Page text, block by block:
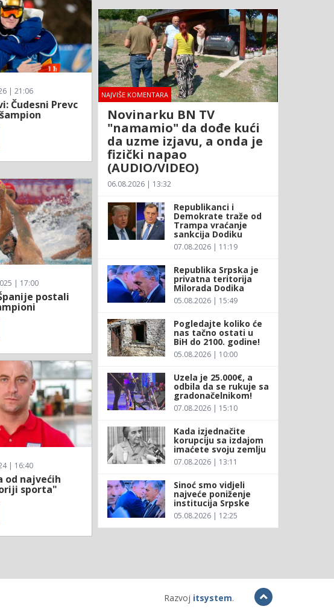
| 21:06
Čudesni Prevc
| 17:00
postali
| 16:40
od najvećih
sporta"
NAJVIŠE KOMENTARA
Novinarku BN TV
"namamio" da dođe kući
da uzme izjavu, a onda je
fizički napao
(AUDIO/VIDEO)
06.08.2026 | 13:32
Republikanci i
Demokrate traže od
Trampa vraćanje
sankcija Dodiku
07.08.2026 | 11:19
Republika Srpska je
privatna teritorija
Milorada Dodika
05.08.2026 | 15:49
Pogledajte koliko će
nas tačno ostati u
BiH do 2100. godine!
05.08.2026 | 10:00
Uzela je 25.000€, a
odbila da se rukuje sa
gradonačelnikom!
07.08.2026 | 15:10
Kada izjednačite
korupciju sa izdajom
imaćete svoju zemlju
07.08.2026 | 13:11
Sinoć smo vidjeli
najveće poniženje
institucija Srpske
05.08.2026 | 12:25
Razvoj itsystem.